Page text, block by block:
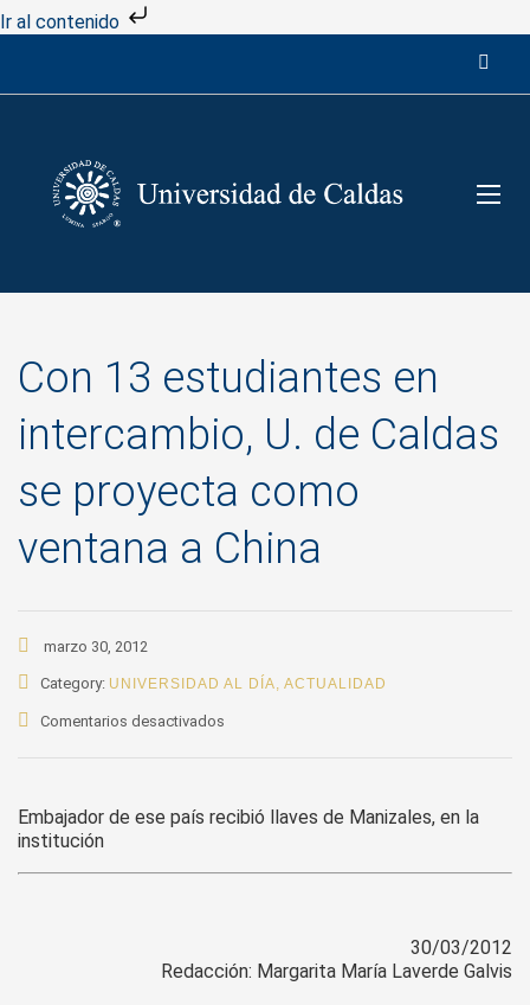
Ir al contenido
Con 13 estudiantes en
intercambio, U. de Caldas
se proyecta como
ventana a China
marzo 30, 2012
Category: UNIVERSIDAD AL DÍA, ACTUALIDAD
Comentarios desactivados
en
U.
proyecta
Embajador de ese país recibió llaves de Manizales, en la
institución
30/03/2012
Redacción: Margarita María Laverde Galvis